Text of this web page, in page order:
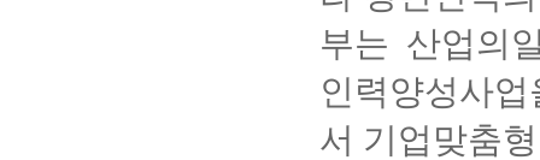
부는 산업의
인력양성사
서 기업맞춤